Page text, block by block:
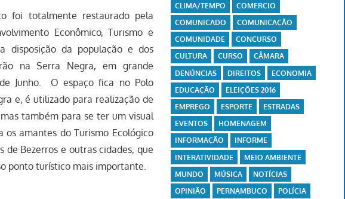
foi totalmente restaurado pela
Econômico, Turismo e
disposição da população e dos
na Serra Negra, em grande
Junho. O espaço fica no Polo
e, é utilizado para realização de
também para se ter um visual
amantes do Turismo Ecológico
de Bezerros e outras cidades, que
ponto turístico mais importante.
CLIMA/TEMPO
COMERCIO
COMUNICADO
COMUNICAÇÃO
COMUNIDADE
CONCURSO
CULTURA
CURSO
CÂMARA
DENÚNCIAS
DIREITOS
ECONOMIA
EDUCAÇÃO
ELEIÇÕES 2016
EMPREGO
ESPORTE
ESTRADAS
EVENTOS
HOMENAGEM
INFORMAÇÃO
INFORME
INTERATIVIDADE
MEIO AMBIENTE
MUNDO
MÚSICA
NOTÍCIAS
OPINIÃO
PERNAMBUCO POLÍCIA